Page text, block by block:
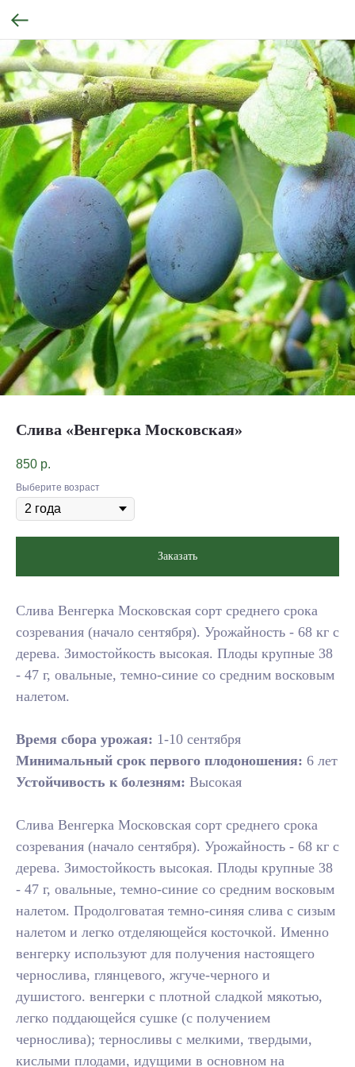
Слива «Венгерка Московская»
850 р.
Выберите возраст
Заказать
Слива Венгерка Московская сорт среднего срока
созревания (начало сентября). Урожайность - 68 кг с
дерева. Зимостойкость высокая. Плоды крупные 38
- 47 г, овальные, темно-синие со средним восковым
налетом.
Время сбора урожая: 1-10 сентября
Минимальный срок первого плодоношения: 6 лет
Устойчивость к болезням: Высокая
Слива Венгерка Московская сорт среднего срока
созревания (начало сентября). Урожайность - 68 кг с
дерева. Зимостойкость высокая. Плоды крупные 38
- 47 г, овальные, темно-синие со средним восковым
налетом. Продолговатая темно-синяя слива с сизым
налетом и легко отделяющейся косточкой. Именно
венгерку используют для получения настоящего
чернослива, глянцевого, жгуче-черного и
душистого. венгерки с плотной сладкой мякотью,
легко поддающейся сушке (с получением
чернослива); терносливы с мелкими, твердыми,
кислыми плодами, идущими в основном на